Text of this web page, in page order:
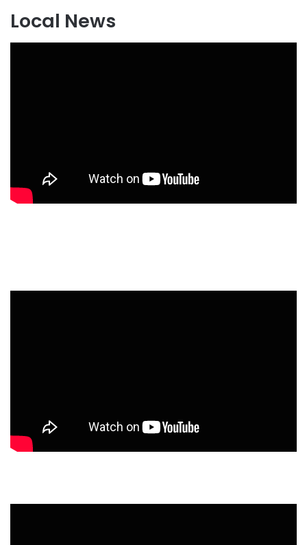
Local News